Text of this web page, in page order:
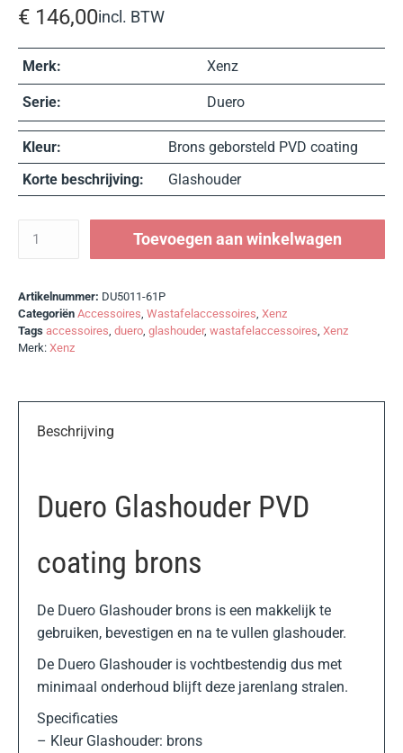
€ 146,00incl. BTW
Merk: Xenz
Serie: Duero
Kleur:
Brons geborsteld PVD coating
Korte beschrijving:
Glashouder
Toevoegen aan winkelwagen
Artikelnummer: DU5011-61P
Categoriën Accessoires, Wastafelaccessoires, Xenz
Tags accessoires, duero, glashouder, wastafelaccessoires, Xenz
Merk: Xenz
Beschrijving
Duero Glashouder PVD
coating brons
De Duero Glashouder brons is een makkelijk te
gebruiken, bevestigen en na te vullen glashouder.
De Duero Glashouder is vochtbestendig dus met
minimaal onderhoud blijft deze jarenlang stralen.
Specificaties
– Kleur Glashouder: brons